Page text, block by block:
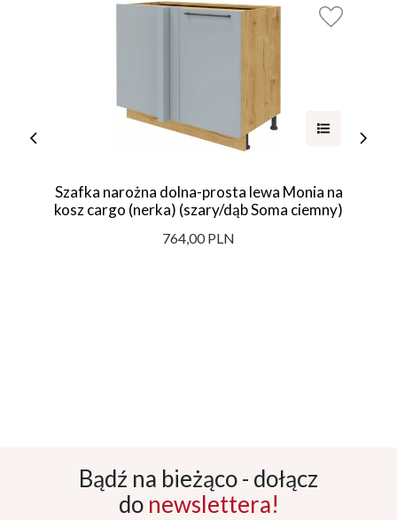
Szafka narożna dolna-prosta lewa Monia na
kosz cargo (nerka) (szary/dąb Soma ciemny)
764,00 PLN
Bądź na bieżąco - dołącz
do newslettera!